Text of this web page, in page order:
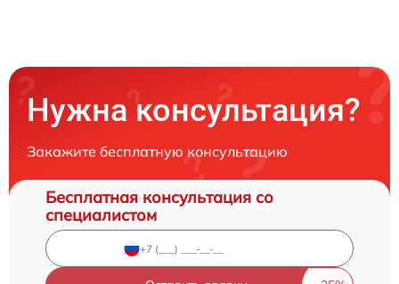
Нужна консультация?
Закажите бесплатную консультацию
Бесплатная консультация со
специалистом